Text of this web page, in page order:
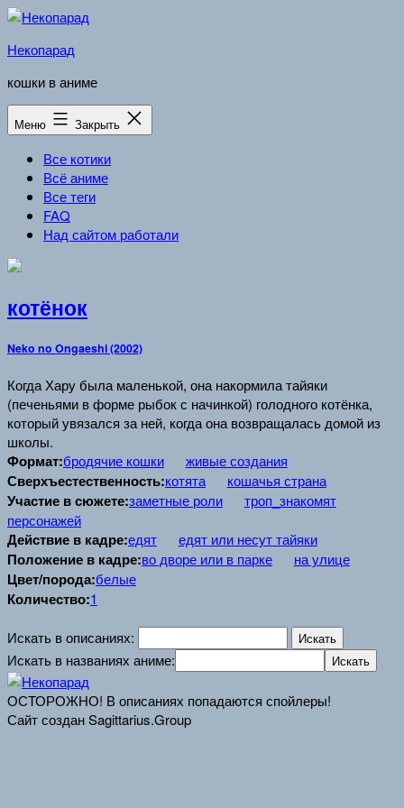
Перейти
содержимому
Некопарад
кошки в аниме
Меню Закрыть
Все котики
Всё аниме
Все теги
FAQ
Над сайтом работали
котёнок
Neko no Ongaeshi (2002)
Когда Хару была маленькой, она накормила тайяки
(печеньями в форме рыбок с начинкой) голодного котёнка,
который увязался за ней, когда она возвращалась домой из
школы.
Формат:бродячие кошки живые создания
Сверхъестественность:котята кошачья страна
Участие в сюжете:заметные роли
троп_знакомят
персонажей
Действие в кадре:едят едят или несут тайяки
Положение в кадре:во дворе или в парке на улице
Цвет/порода:белые
Количество:1
Искать в описаниях:
Искать в названиях аниме:
ОСТОРОЖНО! В описаниях попадаются спойлеры!
Сайт создан Sagittarius.Group